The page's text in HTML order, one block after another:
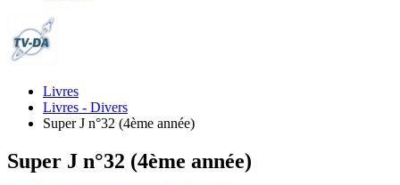
Livres
Livres - Divers
Super J n°32 (4ème année)
Super J n°32 (4ème année)